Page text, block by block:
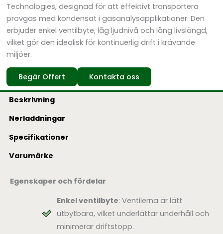
Technologies, designad för att effektivt transportera
provgas med kondensat i gasanalysapplikationer. Den
erbjuder enkel ventilbyte, låg ljudnivå och lång livslängd,
vilket gör den idealisk för kontinuerlig drift i krävande
miljöer.
Begär Offert Kontakta oss
Beskrivning
Nerladdningar
Specifikationer
Varumärke
Egenskaper och fördelar
Enkel ventilbyte: Ventilerna är lätt
utbytbara, vilket underlättar underhåll och
minimerar driftstopp.